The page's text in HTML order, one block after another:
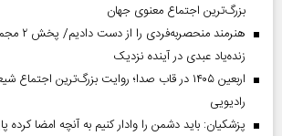
بزرگ‌ترین اجتماع معنوی جهان
هنرمند
زنده‌یاد عبدی در آینده نزدیک
اربعین ۱۴۰۵ در قاب صدا؛ روایت بزرگ‌ترین
رادیویی
پزشکیان: باید دشمن را وادار کنیم به آنچه امضا کرده